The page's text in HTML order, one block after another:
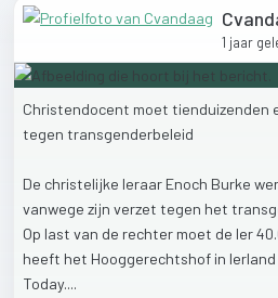
1 jaar
Christendocent moet tienduizenden
tegen transgenderbeleid
De christelijke leraar Enoch Burke
vanwege zijn verzet tegen het
Op last van de rechter moet de Ier
heeft het Hooggerechtshof in Ierland
Today....